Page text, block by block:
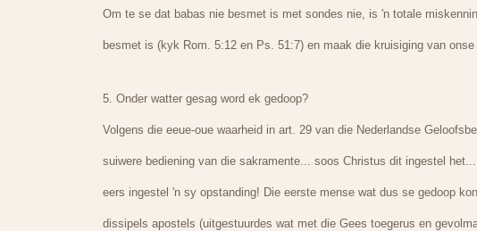
Om te se dat babas nie besmet is met sondes nie, is 'n totale
besmet is (kyk Rom. 5:12 en Ps. 51:7) en maak die kruisiging van
5. Onder watter gesag word ek gedoop?
Volgens die eeue-oue waarheid in art. 29 van die Nederlandse
suiwere bediening van die sakramente... soos Christus dit ingestel
eers ingestel 'n sy opstanding! Die eerste mense wat dus se gedoop
dissipels apostels (uitgestuurdes wat met die Gees toegerus en